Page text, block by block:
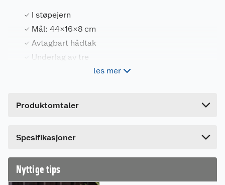
I støpejern
Mål: 44×16×8 cm
Avtagbart hådtak
Underlag av tre
tilbereder kjøtt, fisk eller grønnsaker. Stek biffen i
avtagbart håndtak og underlag i tre.
Grillpannen behandles etter anvisning i pakken.
les mer
Produktomtaler
Spesifikasjoner
Generelt
Artikkelnummer
Leverandørens artikkelnummer
Lengde
Nyttige tips